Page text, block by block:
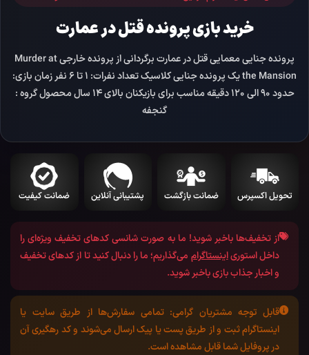
خرید بازی پرونده قتل در عمارت
پرونده جنایی معمایی قتل در عمارت برگردانی از پرونده خارجی Murder at
the Mansion يک پرونده جنایی کلاسيک تعداد نفرات: 1 تا 6 نفر زمان بازی:
حدود 90 الی 120 دقیقه مناسب برای بازیکنان بالای 14 سال محصول گروه :
گنجفه
تحویل اکسپرس ضمانت بازگشت پشتیبانی آنلاین ضمانت کیفیت
از تخفیف‌ها باخبر شوید! ما به صورت شانسی کد‌های تخفیف ویژه‌ای را
داخل استوریاینستاگرام می‌گذاریم؛ ما را دنبال کنید تا از کد‌های تخفیف
و اخبار جذاب بازی باخبر شوید.
قابل توجه مشتریان گرامی: تمامی سفارش‌ها از طریق سایت یا
اینستاگرام ثبت و از طریق پست یا پیک ارسال می‌شوند و کد رهگیری آن
در پروفایل شما قابل مشاهده است.